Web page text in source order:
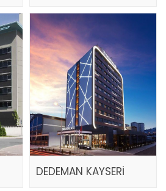
DEDEMAN KAYSERİ